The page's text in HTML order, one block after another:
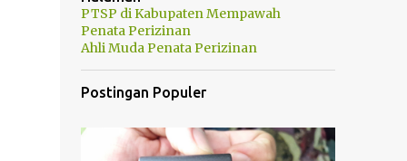
PTSP di Kabupaten Mempawah
Penata Perizinan
Ahli Muda Penata Perizinan
Postingan Populer